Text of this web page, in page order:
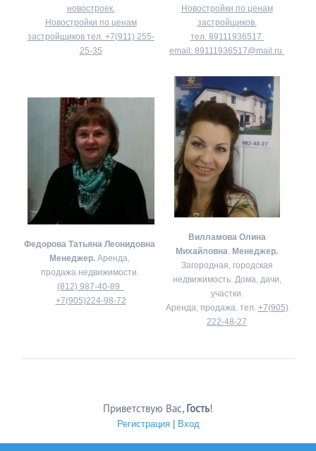
новостроек.
Новостройки по ценам
застройщиков тел. +7(911) 255-
25-35
Новостройки по ценам
застройщиков.
тел. 89111936517
email: 89111936517@mail.ru
Федорова Татьяна Леонидовна
Менеджер. Аренда,
продажа недвижимости.
(812) 987-40-89
+7(905)224-98-72
Вилламова Олина
Михайловна Менеджер.
Загородная, городская
недвижимость. Дома, дачи,
участки.
Аренда, продажа. тел. +7(905)
222-48-27
Приветствую Вас, Гость!
Регистрация| Вход